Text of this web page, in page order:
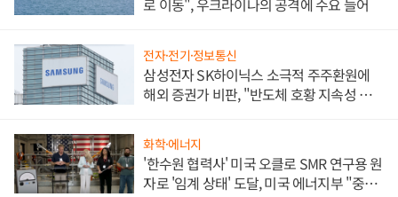
로 이동", 우크라이나의 공격에 수요 늘어
전자·전기·정보통신
삼성전자 SK하이닉스 소극적 주주환원에
해외 증권가 비판, "반도체 호황 지속성 의
화학·에너지
'한수원 협력사' 미국 오클로 SMR 연구용 원
자로 '임계 상태' 도달, 미국 에너지부 "중요